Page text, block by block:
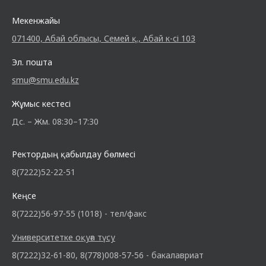
Мекенжайы
071400, Абай облысы, Семей қ., Абай к-сі 103
Эл. пошта
smu@smu.edu.kz
Жұмыс кестесі
Дс. – Жм. 08:30–17:30
Ректордың қабылдау бөлмесі
8(7222)52-22-51
Кеңсе
8(7222)56-97-55 (1018) - тел/факс
Университетке оқуға түсу
8(7222)32-61-80, 8(778)008-57-56 - бакалавриат